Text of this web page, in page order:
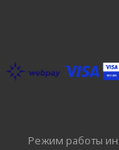
Режим работы